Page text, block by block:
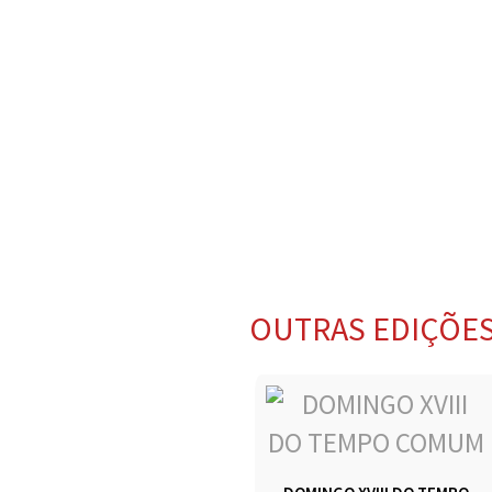
OUTRAS